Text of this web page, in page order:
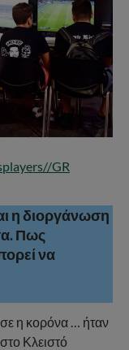
GR
η διοργάνωση
Πως
να
η κορόνα … ήταν
Κλειστό